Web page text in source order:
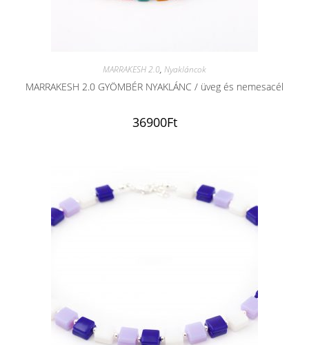
MARRAKESH 2.0, Nyakláncok
MARRAKESH 2.0 GYÖMBÉR NYAKLÁNC / üveg és nemesacél
36900Ft